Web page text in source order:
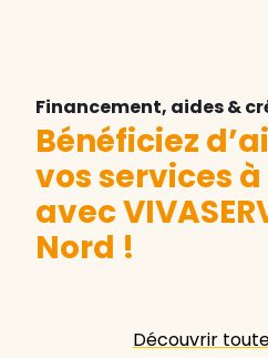
Financement, aides &
Bénéficiez
vos services
avec
Nord !
Découvrir